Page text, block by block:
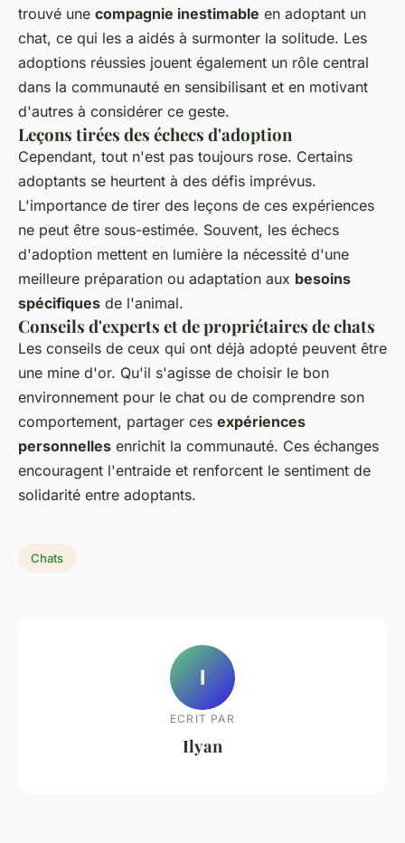
trouvé une compagnie inestimable en adoptant un
chat, ce qui les a aidés à surmonter la solitude. Les
adoptions réussies jouent également un rôle central
dans la communauté en sensibilisant et en motivant
d'autres à considérer ce geste.
Leçons tirées des échecs d'adoption
Cependant, tout n'est pas toujours rose. Certains
adoptants se heurtent à des défis imprévus.
L'importance de tirer des leçons de ces expériences
ne peut être sous-estimée. Souvent, les échecs
d'adoption mettent en lumière la nécessité d'une
meilleure préparation ou adaptation aux besoins
spécifiques de l'animal.
Conseils d'experts et de propriétaires de chats
Les conseils de ceux qui ont déjà adopté peuvent être
une mine d'or. Qu'il s'agisse de choisir le bon
environnement pour le chat ou de comprendre son
comportement, partager ces expériences
personnelles enrichit la communauté. Ces échanges
encouragent l'entraide et renforcent le sentiment de
solidarité entre adoptants.
Chats
I
ECRIT PAR
Ilyan